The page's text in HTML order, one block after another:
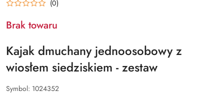
(0)
Brak towaru
Kajak dmuchany jednoosobowy z
wiosłem siedziskiem - zestaw
Symbol: 1024352